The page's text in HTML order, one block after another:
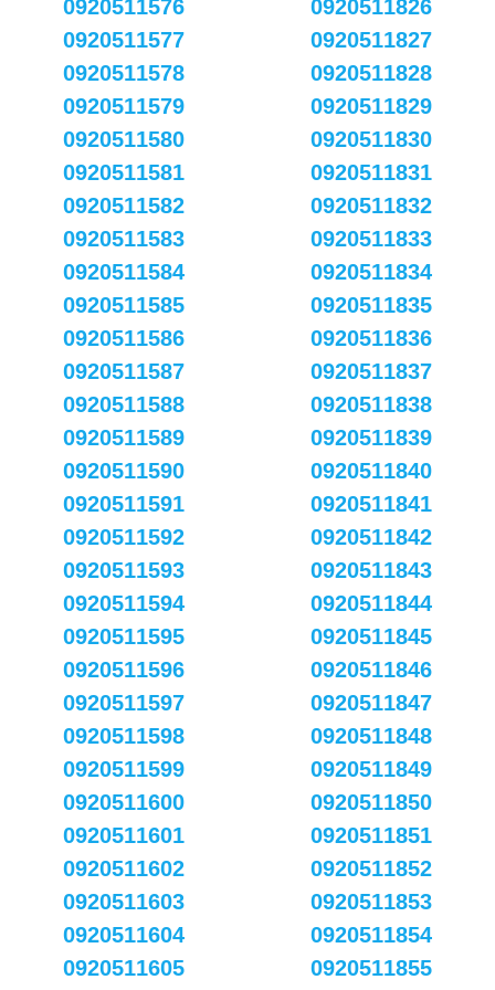
0920511576
0920511577
0920511578
0920511579
0920511580
0920511581
0920511582
0920511583
0920511584
0920511585
0920511586
0920511587
0920511588
0920511589
0920511590
0920511591
0920511592
0920511593
0920511594
0920511595
0920511596
0920511597
0920511598
0920511599
0920511600
0920511601
0920511602
0920511603
0920511604
0920511605
0920511826
0920511827
0920511828
0920511829
0920511830
0920511831
0920511832
0920511833
0920511834
0920511835
0920511836
0920511837
0920511838
0920511839
0920511840
0920511841
0920511842
0920511843
0920511844
0920511845
0920511846
0920511847
0920511848
0920511849
0920511850
0920511851
0920511852
0920511853
0920511854
0920511855